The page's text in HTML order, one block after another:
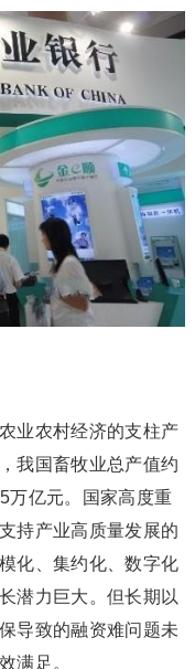
业农村经济的支柱产
我国畜牧业总产值约
万亿元。国家高度重
持产业高质量发展的
化、集约化、数字化
潜力巨大。但长期以
导致的融资难问题未
满足。